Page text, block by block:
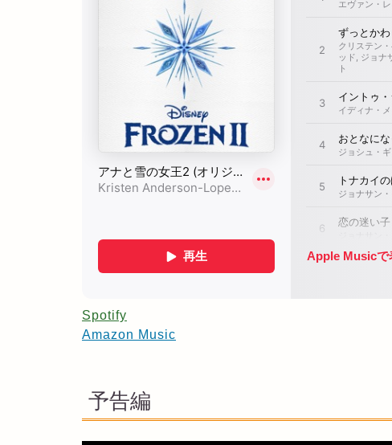
Spotify
Amazon Music
予告編